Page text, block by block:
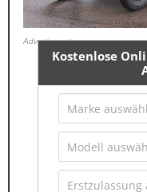
Advertisment